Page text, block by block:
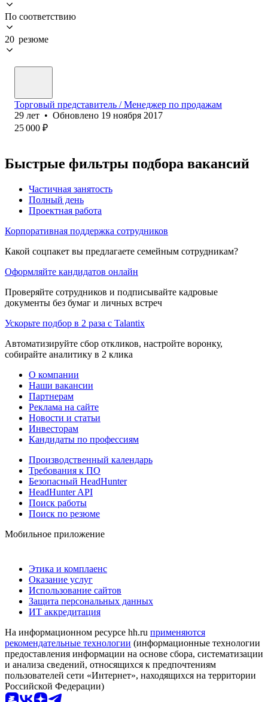
По соответствию
20 резюме
Торговый представитель / Менеджер по продажам
29 лет • Обновлено 19 ноября 2017
25 000 ₽
Быстрые фильтры подбора вакансий
Частичная занятость
Полный день
Проектная работа
Корпоративная поддержка сотрудников
Какой соцпакет вы предлагаете семейным сотрудникам?
Оформляйте кандидатов онлайн
Проверяйте сотрудников и подписывайте кадровые
документы без бумаг и личных встреч
Ускорьте подбор в 2 раза с Talantix
Автоматизируйте сбор откликов, настройте воронку,
собирайте аналитику в 2 клика
О компании
Наши вакансии
Партнерам
Реклама на сайте
Новости и статьи
Инвесторам
Кандидаты по профессиям
Производственный календарь
Требования к ПО
Безопасный HeadHunter
HeadHunter API
Поиск работы
Поиск по резюме
Мобильное приложение
Этика и комплаенс
Оказание услуг
Использование сайтов
Защита персональных данных
ИТ аккредитация
На информационном ресурсе hh.ru применяются
рекомендательные технологии (информационные технологии
предоставления информации на основе сбора, систематизации
и анализа сведений, относящихся к предпочтениям
пользователей сети «Интернет», находящихся на территории
Российской Федерации)